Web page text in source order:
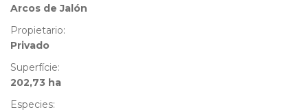
Arcos de Jalón
Propietario:
Privado
Superfície:
202,73 ha
Especies: